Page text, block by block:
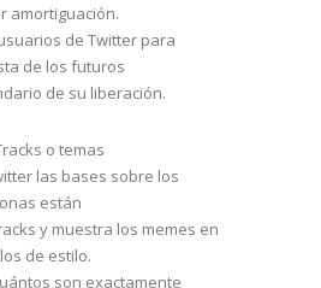
amortiguación.
de Twitter para
de los futuros
de su liberación.
o temas
las bases sobre los
están
y muestra los memes en
de estilo.
son exactamente